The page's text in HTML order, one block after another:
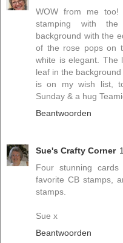
WOW from me
stamping with
background with the
of the rose pops on
white is elegant. The
leaf in the
is on my wish list,
Sunday & a hug
Beantwoorden
Sue's Crafty Corner
Four stunning
favorite CB stamps,
stamps.
Sue x
Beantwoorden